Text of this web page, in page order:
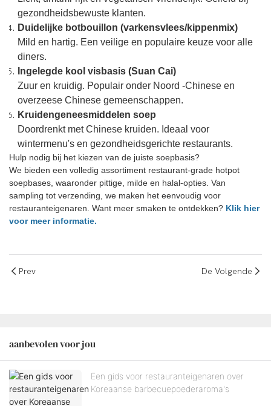
gezondheidsbewuste klanten.
Duidelijke botbouillon (varkensvlees/kippenmix)
Mild en hartig. Een veilige en populaire keuze voor alle
diners.
Ingelegde kool visbasis (Suan Cai)
Zuur en kruidig. Populair onder Noord -Chinese en
overzeese Chinese gemeenschappen.
Kruidengeneesmiddelen soep
Doordrenkt met Chinese kruiden. Ideaal voor
wintermenu's en gezondheidsgerichte restaurants.
Hulp nodig bij het kiezen van de juiste soepbasis?
We bieden een volledig assortiment restaurant-grade hotpot
soepbases, waaronder pittige, milde en halal-opties. Van
sampling tot verzending, we maken het eenvoudig voor
restauranteigenaren. Want meer smaken te ontdekken? Klik hier
voor meer informatie.
Prev De Volgende
aanbevolen voor jou
Een gids voor restauranteigenaren over
Koreaanse barbecuepoederaroma's